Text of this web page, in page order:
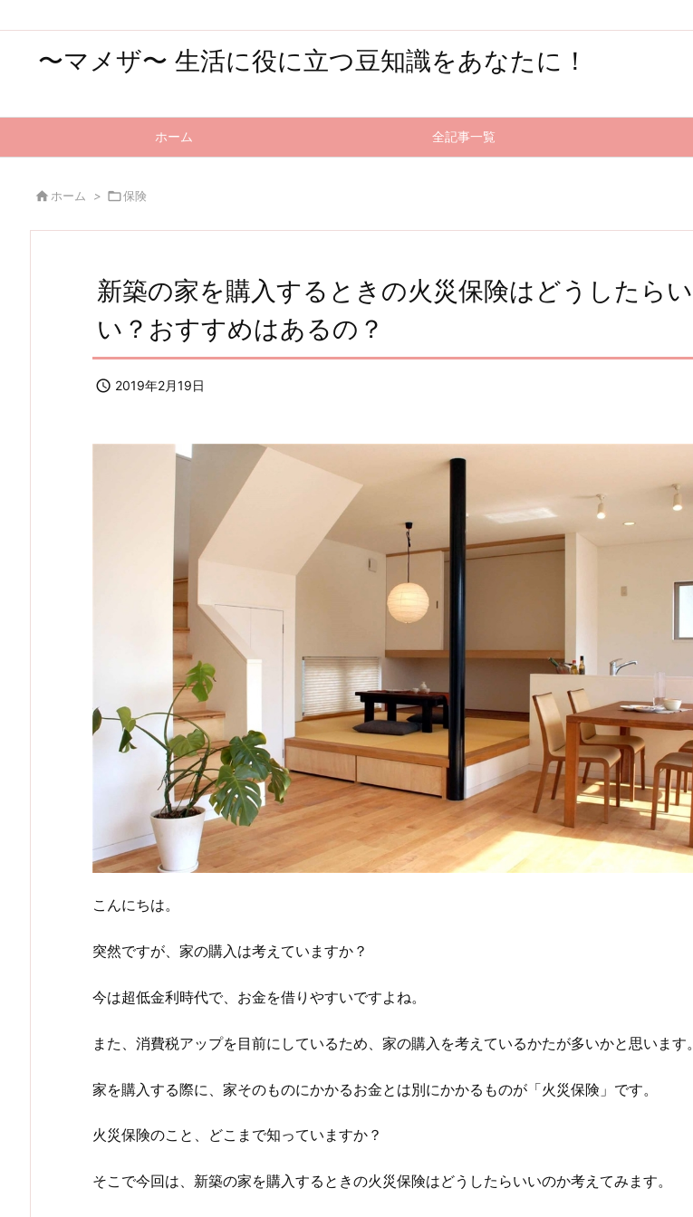
〜マメザ〜 生活に役に立つ豆知識をあなたに！
ホーム 全記事一覧
 ホーム > 保険
新築の家を購入するときの火災保険はどうしたらい
い？おすすめはあるの？
 2019年2月19日
こんにちは。
突然ですが、家の購入は考えていますか？
今は超低金利時代で、お金を借りやすいですよね。
また、消費税アップを目前にしているため、家の購入を考えているかたが多いかと思います。
家を購入する際に、家そのものにかかるお金とは別にかかるものが「火災保険」です。
火災保険のこと、どこまで知っていますか？
そこで今回は、新築の家を購入するときの火災保険はどうしたらいいのか考えてみます。